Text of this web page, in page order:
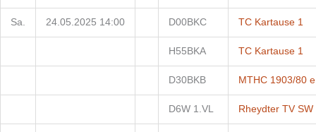
Sa. 24.05.2025 14:00 D00BKC TC Kartause 1
H55BKA TC Kartause 1
D30BKB MTHC 1903/80
D6W 1.VL Rheydter TV SW